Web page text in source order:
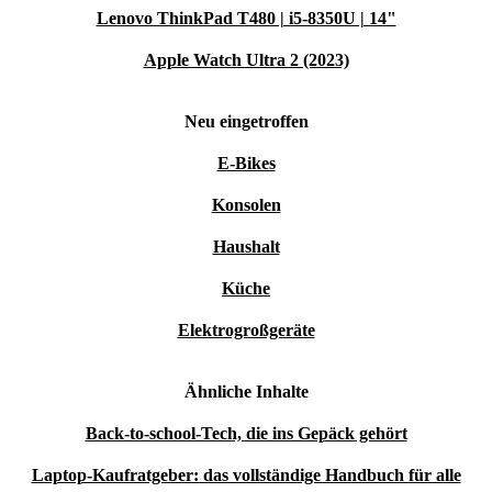
Lenovo ThinkPad T480 | i5-8350U | 14"
Apple Watch Ultra 2 (2023)
Neu eingetroffen
E-Bikes
Konsolen
Haushalt
Küche
Elektrogroßgeräte
Ähnliche Inhalte
Back-to-school-Tech, die ins Gepäck gehört
Laptop-Kaufratgeber: das vollständige Handbuch für alle